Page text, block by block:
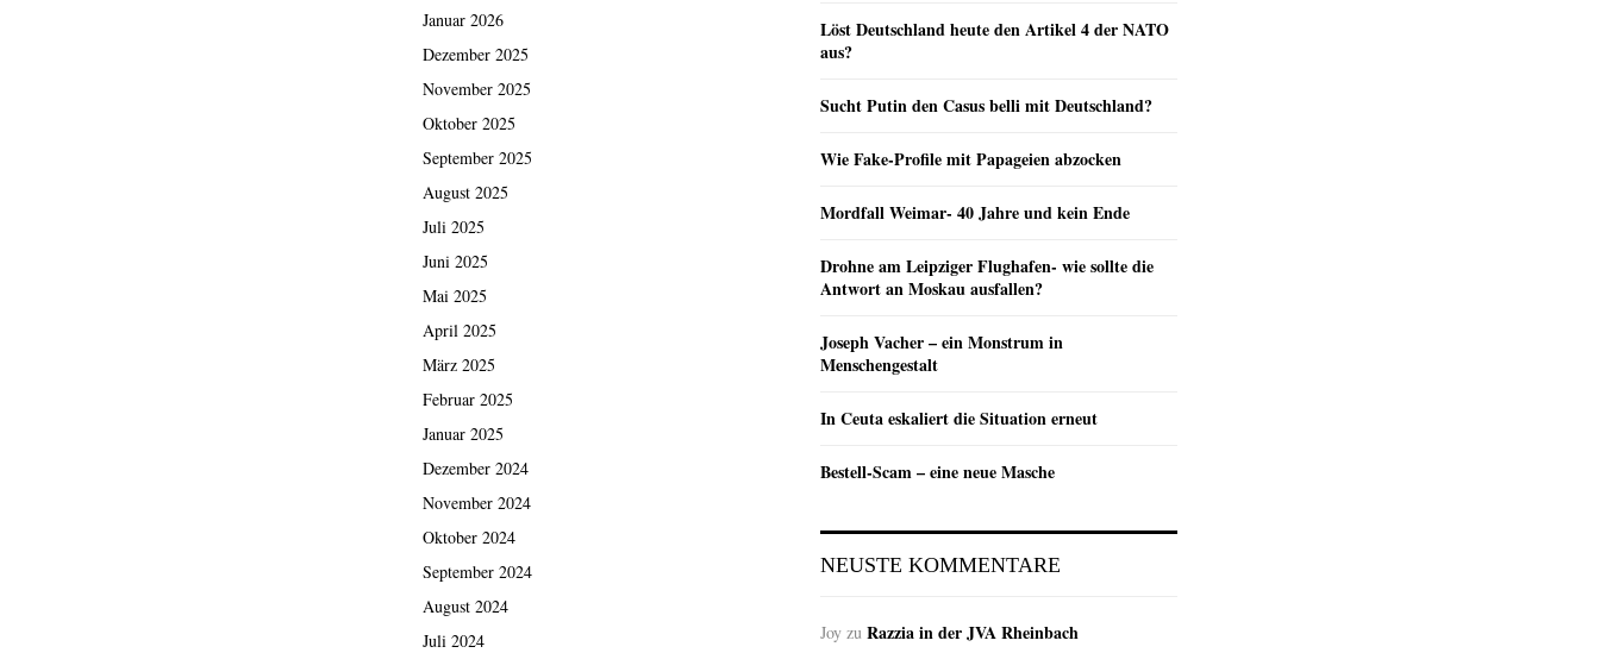
Januar 2026
Dezember 2025
November 2025
Oktober 2025
September 2025
August 2025
Juli 2025
Juni 2025
Mai 2025
April 2025
März 2025
Februar 2025
Januar 2025
Dezember 2024
November 2024
Oktober 2024
September 2024
August 2024
Juli 2024
Löst Deutschland heute den Artikel 4 der NATO
aus?
Sucht Putin den Casus belli mit Deutschland?
Wie Fake-Profile mit Papageien abzocken
Mordfall Weimar- 40 Jahre und kein Ende
Drohne am Leipziger Flughafen- wie sollte die
Antwort an Moskau ausfallen?
Joseph Vacher – ein Monstrum in
Menschengestalt
In Ceuta eskaliert die Situation erneut
Bestell-Scam – eine neue Masche
NEUSTE KOMMENTARE
Joy zu Razzia in der JVA Rheinbach